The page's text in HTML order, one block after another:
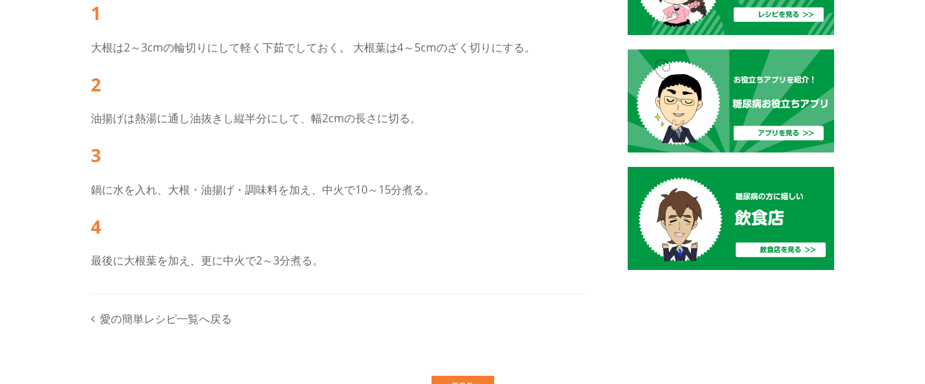
1
大根は2～3cmの輪切りにして軽く下茹でしておく。 大根葉は4～5cmのざく切りにする。
2
油揚げは熱湯に通し油抜きし縦半分にして、幅2cmの長さに切る。
3
鍋に水を入れ、大根・油揚げ・調味料を加え、中火で10～15分煮る。
4
最後に大根葉を加え、更に中火で2～3分煮る。
愛の簡単レシピ一覧へ戻る